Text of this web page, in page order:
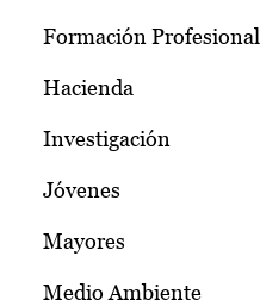
Formación Profesional
Hacienda
Investigación
Jóvenes
Mayores
Medio Ambiente